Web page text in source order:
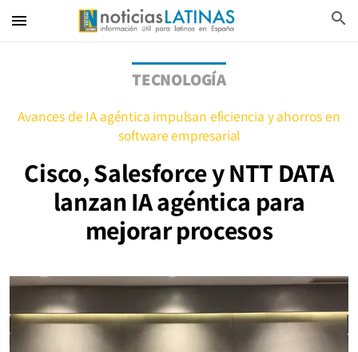
menu search
TECNOLOGÍA
Avances de IA agéntica impulsan eficiencia y ahorros en
software empresarial
Cisco, Salesforce y NTT DATA
lanzan IA agéntica para
mejorar procesos